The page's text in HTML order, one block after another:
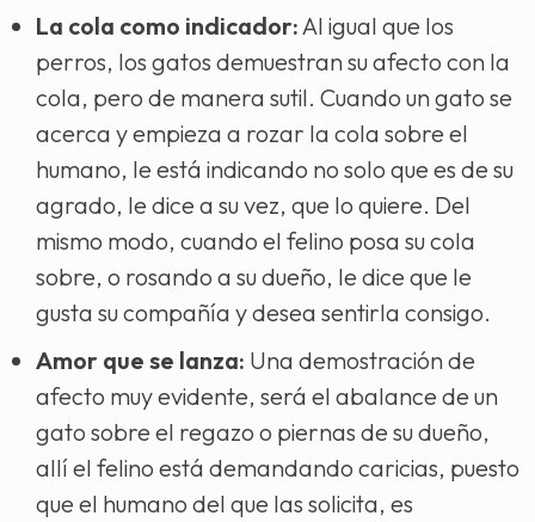
La cola como indicador: Al igual que los
perros, los gatos demuestran su afecto con la
cola, pero de manera sutil. Cuando un gato se
acerca y empieza a rozar la cola sobre el
humano, le está indicando no solo que es de su
agrado, le dice a su vez, que lo quiere. Del
mismo modo, cuando el felino posa su cola
sobre, o rosando a su dueño, le dice que le
gusta su compañía y desea sentirla consigo.
Amor que se lanza: Una demostración de
afecto muy evidente, será el abalance de un
gato sobre el regazo o piernas de su dueño,
allí el felino está demandando caricias, puesto
que el humano del que las solicita, es